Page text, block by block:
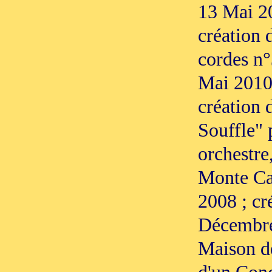
13 Mai
création
cordes
Mai
création
Souffle"
Monte
2008 ;
Maison